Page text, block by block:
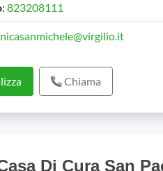
: 823208111
Chiama
Di Cura San